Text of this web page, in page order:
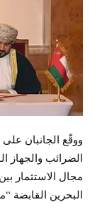
ووقّع الجانبان على
الضرائب والجهاز
مجال الاستثمار
البحرين القابضة